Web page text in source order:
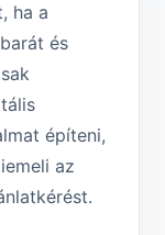
ha a
és
építeni,
az